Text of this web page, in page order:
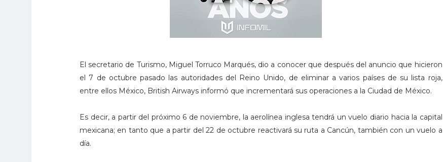
El secretario de Turismo, Miguel Torruco Marqués, dio a conocer que después del anuncio que hicieron
el 7 de octubre pasado las autoridades del Reino Unido, de eliminar a varios países de su lista roja,
entre ellos México, British Airways informó que incrementará sus operaciones a la Ciudad de México.
Es decir, a partir del próximo 6 de noviembre, la aerolínea inglesa tendrá un vuelo diario hacia la capital
mexicana; en tanto que a partir del 22 de octubre reactivará su ruta a Cancún, también con un vuelo a
día.